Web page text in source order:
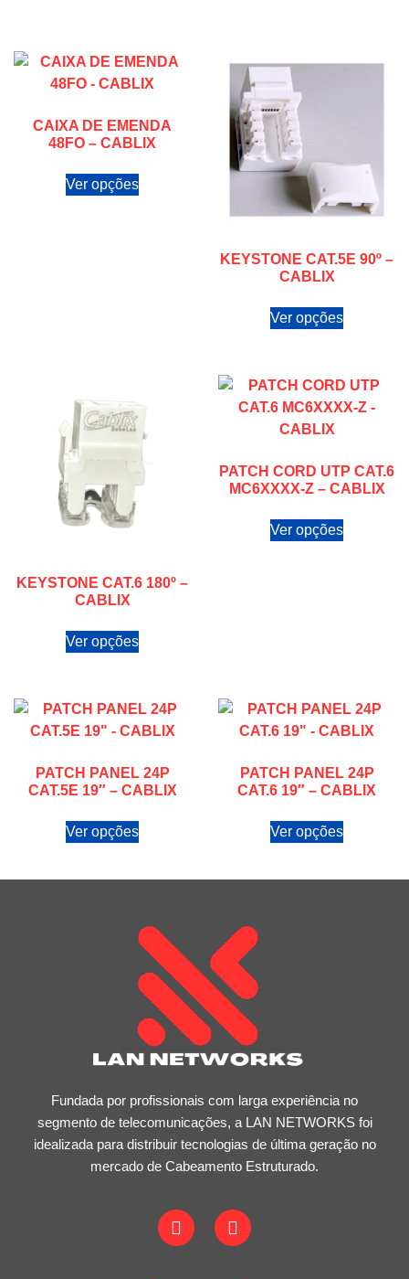
CAIXA DE EMENDA
48FO – CABLIX
Ver opções
KEYSTONE CAT.5E 90º –
CABLIX
Ver opções
KEYSTONE CAT.6 180º –
CABLIX
Ver opções
PATCH CORD UTP CAT.6
MC6XXXX-Z – CABLIX
Ver opções
PATCH PANEL 24P
CAT.5E 19″ – CABLIX
Ver opções
PATCH PANEL 24P
CAT.6 19″ – CABLIX
Ver opções
Fundada por profissionais com larga experiência no
segmento de telecomunicações, a LAN NETWORKS foi
idealizada para distribuir tecnologias de última geração no
mercado de Cabeamento Estruturado.